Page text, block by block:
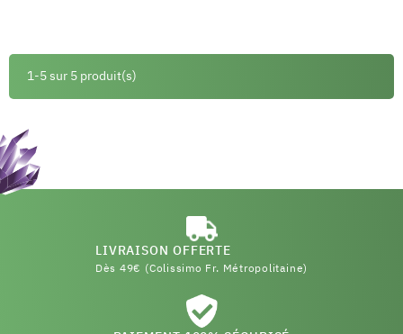
1-5 sur 5 produit(s)
LIVRAISON OFFERTE
Dès 49€ (Colissimo Fr. Métropolitaine)